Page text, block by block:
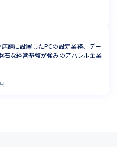
舗に設置したPCの設定業務、デー
石な経営基盤が強みのアパレル企業